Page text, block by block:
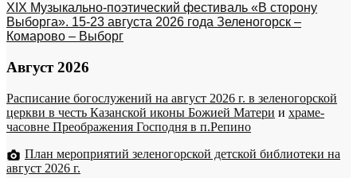
XIX Музыкально-поэтический фестиваль «В сторону
Выборга». 15-23 августа 2026 года Зеленогорск –
Комарово – Выборг
Август 2026
Расписание богослужений на август 2026 г. в зеленогорской
церкви в честь Казанской иконы Божией Матери и храме-
часовне Преображения Господня в п.Репино
План мероприятий зеленогорской детской библиотеки на
август 2026 г.